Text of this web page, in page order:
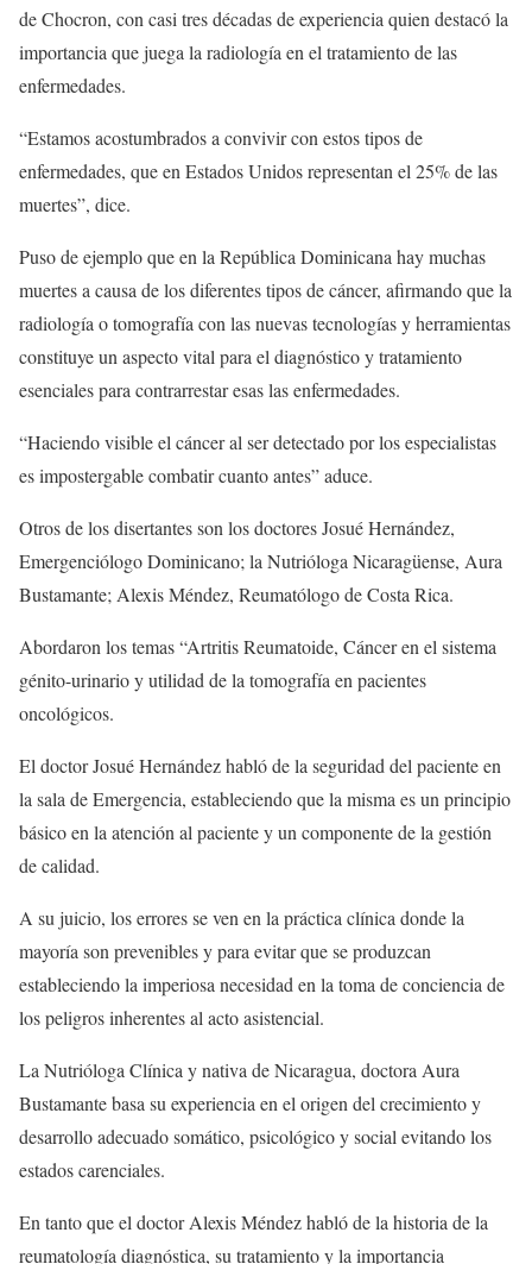
de Chocron, con casi tres décadas de experiencia quien destacó la
importancia que juega la radiología en el tratamiento de las
enfermedades.
“Estamos acostumbrados a convivir con estos tipos de
enfermedades, que en Estados Unidos representan el 25% de las
muertes”, dice.
Puso de ejemplo que en la República Dominicana hay muchas
muertes a causa de los diferentes tipos de cáncer, afirmando que la
radiología o tomografía con las nuevas tecnologías y herramientas
constituye un aspecto vital para el diagnóstico y tratamiento
esenciales para contrarrestar esas las enfermedades.
“Haciendo visible el cáncer al ser detectado por los especialistas
es impostergable combatir cuanto antes” aduce.
Otros de los disertantes son los doctores Josué Hernández,
Emergenciólogo Dominicano; la Nutrióloga Nicaragüense, Aura
Bustamante; Alexis Méndez, Reumatólogo de Costa Rica.
Abordaron los temas “Artritis Reumatoide, Cáncer en el sistema
génito-urinario y utilidad de la tomografía en pacientes
oncológicos.
El doctor Josué Hernández habló de la seguridad del paciente en
la sala de Emergencia, estableciendo que la misma es un principio
básico en la atención al paciente y un componente de la gestión
de calidad.
A su juicio, los errores se ven en la práctica clínica donde la
mayoría son prevenibles y para evitar que se produzcan
estableciendo la imperiosa necesidad en la toma de conciencia de
los peligros inherentes al acto asistencial.
La Nutrióloga Clínica y nativa de Nicaragua, doctora Aura
Bustamante basa su experiencia en el origen del crecimiento y
desarrollo adecuado somático, psicológico y social evitando los
estados carenciales.
En tanto que el doctor Alexis Méndez habló de la historia de la
reumatología diagnóstica, su tratamiento y la importancia